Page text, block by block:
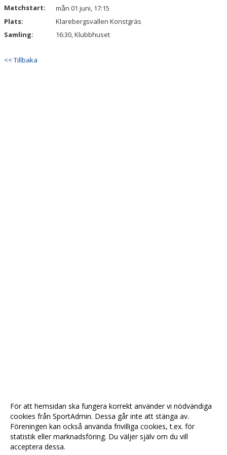
MATCHER
Matchstart:
mån 01 juni, 17:15
Plats:
Klarebergsvallen Konstgräs
Samling:
16:30, Klubbhuset
<< Tillbaka
För att hemsidan ska fungera korrekt använder vi nödvändiga
cookies från SportAdmin. Dessa går inte att stänga av.
Föreningen kan också använda frivilliga cookies, t.ex. för
statistik eller marknadsföring. Du väljer själv om du vill
acceptera dessa.